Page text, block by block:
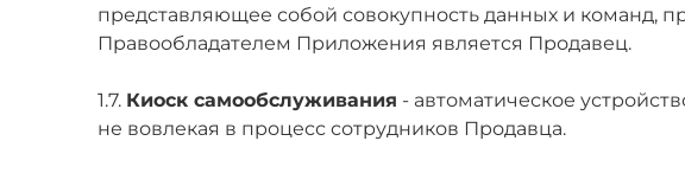
представляющее собой совокупность данных и команд,
Правообладателем Приложения является Продавец.
1.7. Киоск самообслуживания - автоматическое
не вовлекая в процесс сотрудников Продавца.